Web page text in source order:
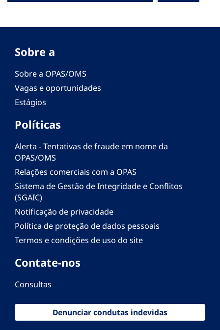
Sobre a
Sobre a OPAS/OMS
Vagas e oportunidades
Estágios
Políticas
Alerta - Tentativas de fraude em nome da
OPAS/OMS
Relações comerciais com a OPAS
Sistema de Gestão de Integridade e Conflitos
(SGAIC)
Notificação de privacidade
Política de proteção de dados pessoais
Termos e condições de uso do site
Contate-nos
Consultas
Denunciar condutas indevidas